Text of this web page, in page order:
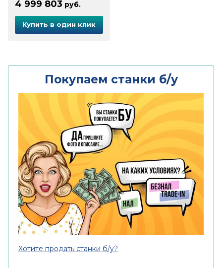
Покупаем станки б/у
Хотите продать станки б/у?
4 999 803 руб.
Купить в один клик